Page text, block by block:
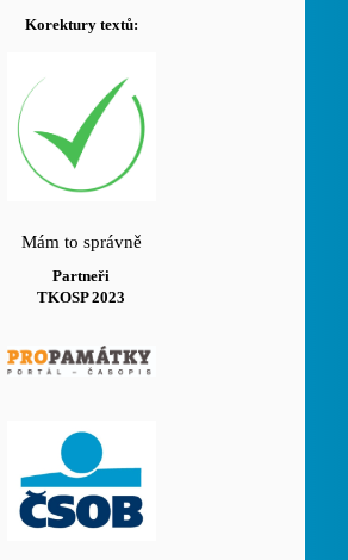
Korektury textů:
Mám to správně
Partneři
TKOSP 2023